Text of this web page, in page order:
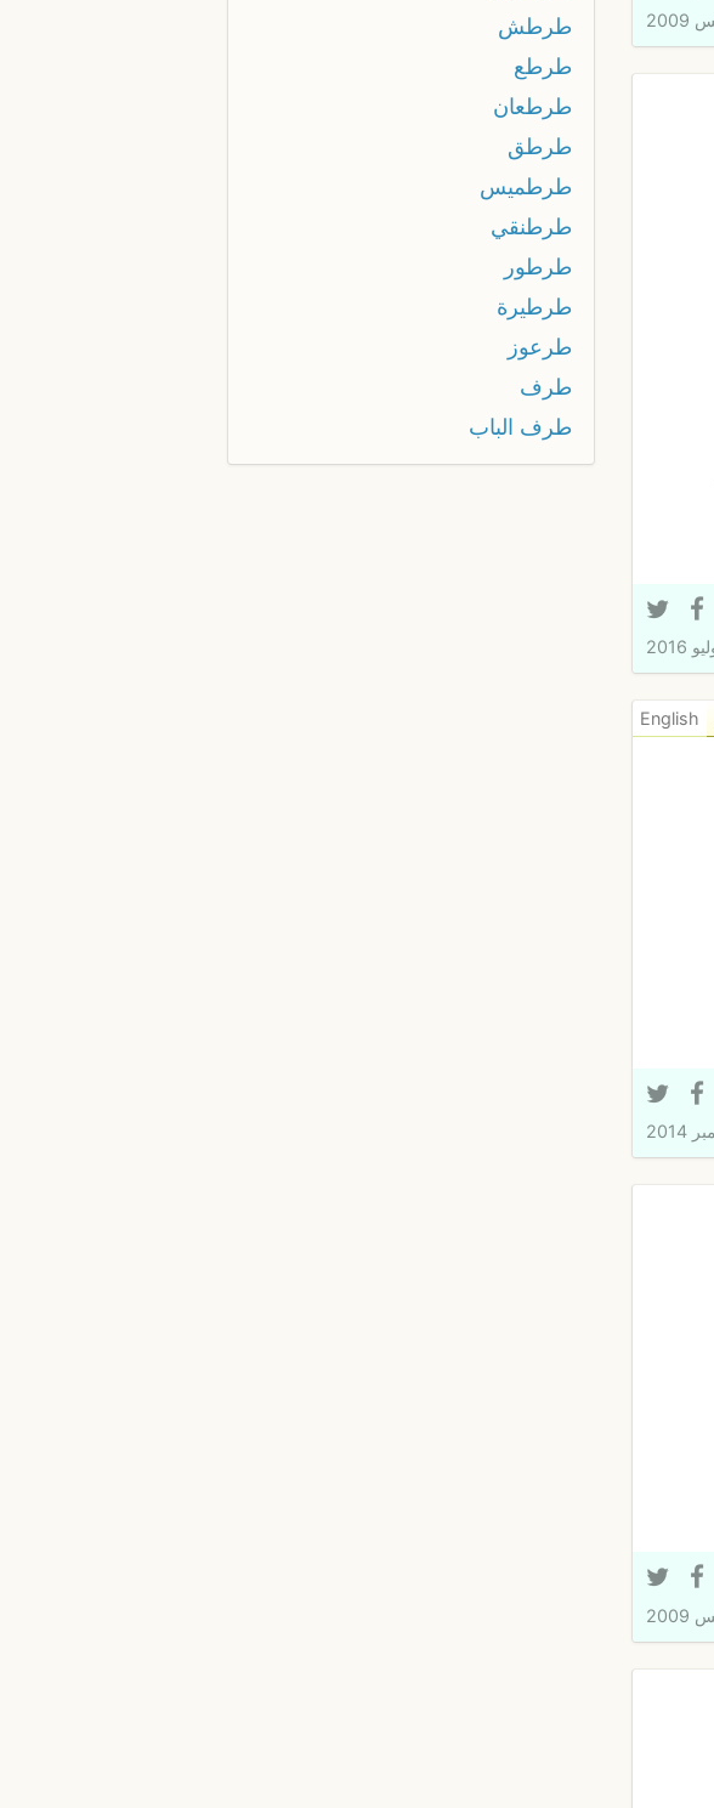
English
طرطش
طرطع
طرطعان
طرطق
طرطميس
طرطنقي
طرطور
طرطيرة
طرعوز
طرف
طرف الباب